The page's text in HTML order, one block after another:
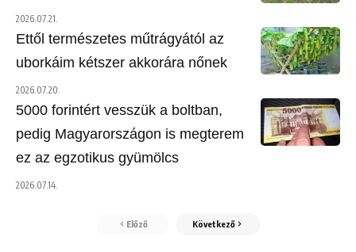
2026.07.21.
Ettől természetes műtrágyától az
uborkáim kétszer akkorára nőnek
2026.07.20.
5000 forintért vesszük a boltban,
pedig Magyarországon is megterem
ez az egzotikus gyümölcs
2026.07.14.
Előző Következő